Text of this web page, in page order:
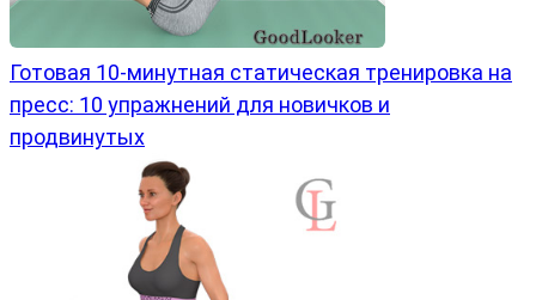
Готовая 10-минутная статическая тренировка на
пресс: 10 упражнений для новичков и
продвинутых